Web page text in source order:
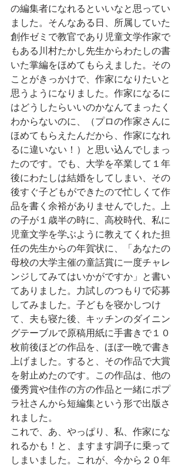
の編集者になれるといいなと思ってい
ました。そんなある日、所属していた
創作ゼミで教官であり児童文学作家で
もある川村たかし先生からわたしの書
いた掌編をほめてもらえました。その
ことがきっかけで、作家になりたいと
思うようになりました。作家になるに
はどうしたらいいのかなんてまったく
わからないのに、（プロの作家さんに
ほめてもらえたんだから、作家になれ
るに違いない！）と思い込んでしまっ
たのです。でも、大学を卒業して１年
後にわたしは結婚をしてしまい、その
後すぐ子どもができたので忙しくて作
品を書く余裕がありませんでした。上
の子が１歳半の時に、高校時代、私に
児童文学を学ぶように教えてくれた担
任の先生からの年賀状に、「あなたの
母校の大学主催の童話賞に一度チャレ
ンジしてみてはいかがですか」と書い
てありました。力試しのつもりで応募
してみました。子どもを寝かしつけ
て、夫も寝た後、キッチンのダイニン
グテーブルで原稿用紙に手書きで１０
枚前後ほどの作品を、ほぼ一晩で書き
上げました。すると、その作品で大賞
を射止めたのです。この作品は、他の
優秀賞や佳作の方の作品と一緒にポプ
ラ社さんから短編集という形で出版さ
れました。
これで、あ、やっぱり、私、作家にな
れるかも！と、ますます調子に乗って
しまいました。これが、今から２０年